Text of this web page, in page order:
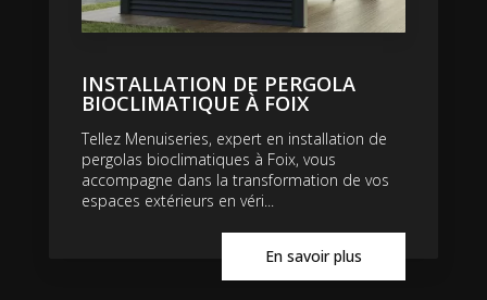
INSTALLATION DE PERGOLA
BIOCLIMATIQUE À FOIX
Tellez Menuiseries, expert en installation de
pergolas bioclimatiques à Foix, vous
accompagne dans la transformation de vos
espaces extérieurs en véri...
En savoir plus